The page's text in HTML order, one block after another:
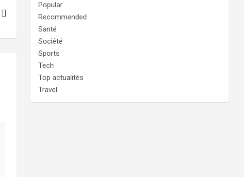
Popular
Recommended
Santé
Société
Sports
Tech
Top actualités
Travel